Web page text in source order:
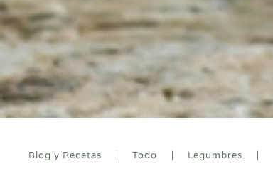
Blog y Recetas Todo Legumbres